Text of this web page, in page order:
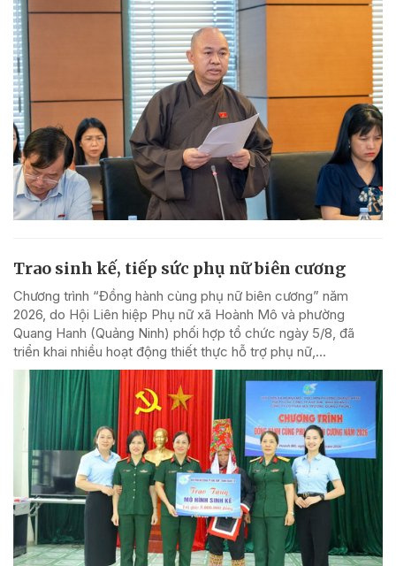
Trao sinh kế, tiếp sức phụ nữ biên cương
Chương trình “Đồng hành cùng phụ nữ biên cương” năm
2026, do Hội Liên hiệp Phụ nữ xã Hoành Mô và phường
Quang Hanh (Quảng Ninh) phối hợp tổ chức ngày 5/8, đã
triển khai nhiều hoạt động thiết thực hỗ trợ phụ nữ,...